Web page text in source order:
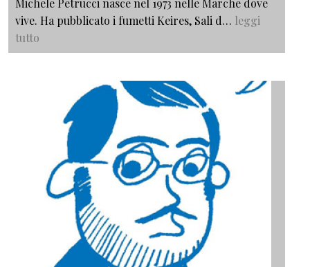
Michele Petrucci nasce nel 1973 nelle Marche dove
vive. Ha pubblicato i fumetti Keires, Sali d… leggi
tutto